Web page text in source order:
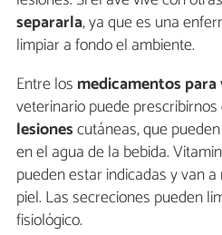
separarla, ya que es una
limpiar a fondo el ambiente.
Entre los medicamentos
veterinario puede prescribirnos
lesionescutáneas, que
en el agua de la bebida.
pueden estar indicadas y van
piel. Las secreciones pueden
fisiológico.